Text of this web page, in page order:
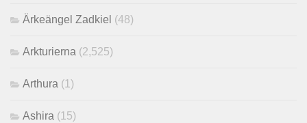
Ärkeängel Zadkiel (48)
Arkturierna (2,525)
Arthura (1)
Ashira (15)